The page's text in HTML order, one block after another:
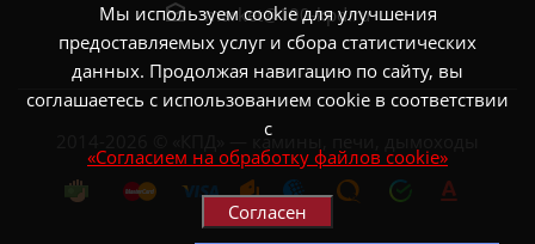
Мы используем cookie для улучшения
предоставляемых услуг и сбора статистических
данных. Продолжая навигацию по сайту, вы
соглашаетесь с использованием cookie в соответствии
с
«Согласием на обработку файлов cookie»
Согласен
market@100-kpd.ru
2014-2026 © «КПД» — камины, печи, дымоходы